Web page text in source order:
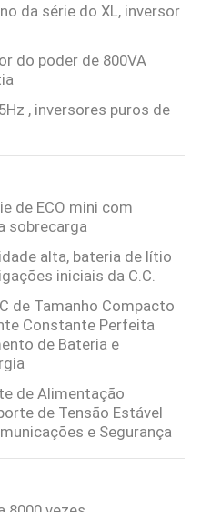
da série do XL, inversor
do poder de 800VA
, inversores puros de
de ECO mini com
sobrecarga
alta, bateria de lítio
iniciais da C.C.
de Tamanho Compacto
Constante Perfeita
de Bateria e
de Alimentação
de Tensão Estável
e Segurança